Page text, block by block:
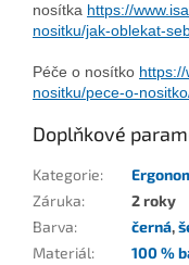
nosítka https://
nositku/jak-oblekat-
Péče o nosítko
nositku/pece-o-
Doplňkové
Kategorie:
Záruka:
2 roky
Barva: černá,
Materiál:
100 %